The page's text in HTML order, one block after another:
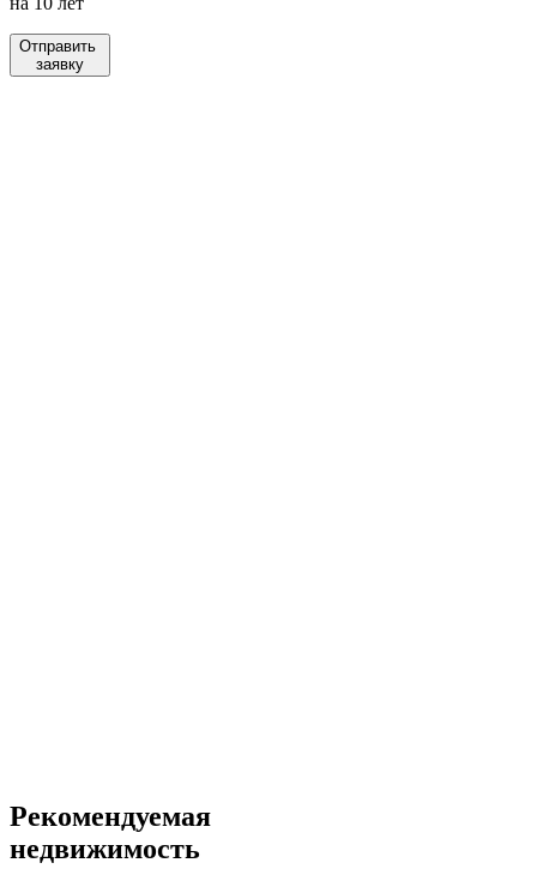
Отправить
заявку
Рекомендуемая
недвижимость